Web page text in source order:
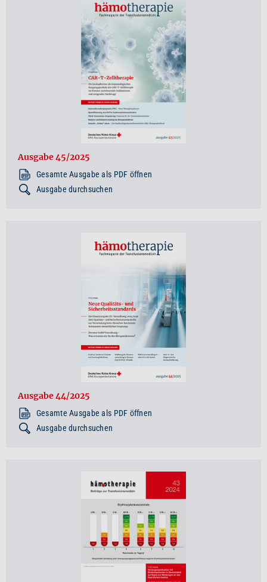
Ausgabe 45/2025
Gesamte Ausgabe als PDF öffnen
Ausgabe durchsuchen
Ausgabe 44/2025
Gesamte Ausgabe als PDF öffnen
Ausgabe durchsuchen